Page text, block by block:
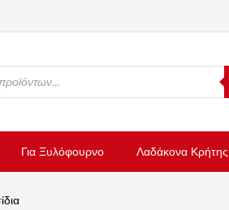
Για Ξυλόφουρνο Λαδάκονα Κρήτης